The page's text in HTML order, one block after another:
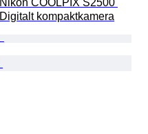
Digitalt kompaktkamera